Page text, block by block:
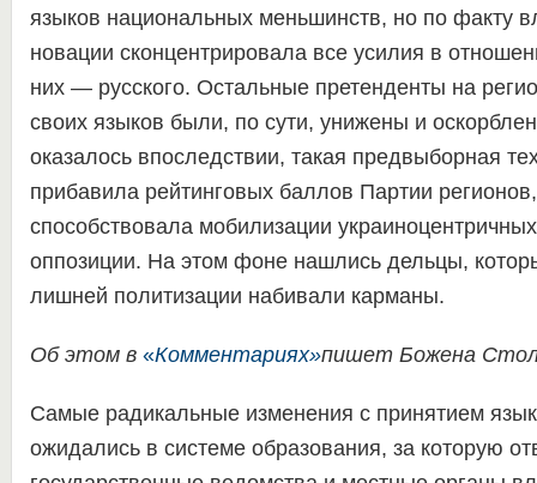
языков национальных меньшинств, но по факту
новации сконцентрировала все усилия в
них — русского. Остальные претенденты на
своих языков были, по сути, унижены и
оказалось впоследствии, такая предвыборная
прибавила рейтинговых баллов Партии
способствовала мобилизации
оппозиции. На этом фоне нашлись дельцы,
лишней политизации набивали карманы.
Об этом в «Комментариях»пишет Божена
Самые радикальные изменения с принятием
ожидались в системе образования, за которую